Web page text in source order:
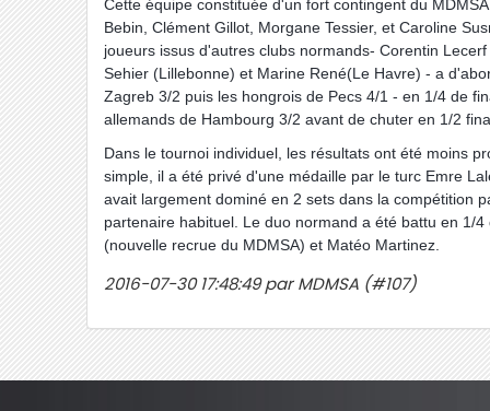
Cette équipe constituée d'un fort contingent du
Bebin, Clément Gillot, Morgane Tessier, et Caroline
joueurs issus d'autres clubs normands- Corentin
Sehier (Lillebonne) et Marine René(Le Havre) - a
Zagreb 3/2 puis les hongrois de Pecs 4/1 - en 1/4 de
allemands de Hambourg 3/2 avant de chuter en 1/2
Dans le tournoi individuel, les résultats ont été moins
simple, il a été privé d'une médaille par le turc Emre
avait largement dominé en 2 sets dans la compétition
partenaire habituel. Le duo normand a été battu en 1/
(nouvelle recrue du MDMSA) et Matéo Martinez.
2016-07-30 17:48:49 par MDMSA (#107)